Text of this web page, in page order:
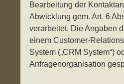
Bearbeitung der
Abwicklung gem. Art. 6
verarbeitet. Die Angaben
einem Customer-
System („CRM System“)
Anfragenorganisation